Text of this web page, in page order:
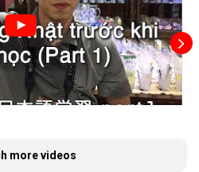
link" style="color:#525252; font-
id="local_1803"
link" style="color:#525252; font-
マイナビバイト [iconpress
title="external link"
font-size:22px;" ] ハロー
が運営するサイト） [iconpress
title="external link"
のサイト） [iconpress
在日外国人が限られた日本滞在期間
活用して充実した留学や生活を送れ
、さまざまなサポートを行っていま
が日本でより安定した生活を送る
ートをしたいと考え、日本語、中
トナム語、英語、タイ語、インドネ
国語の7言語で外国人向けの情報を
に役立つ記事もたくさんあります！
補者を奨学金支給団体に推薦しま
内選考なしで応募書類を集約し、奨
提出します。 ※①②のような
を仲介する奨学金については、各
ムページで紹介している場合も多
ンターネットで「●●●（学校
留学生奨学金」というキーワード
金と連携しているかわかります。 ま
省（MEXT）が提供している奨学金
の３つの特徴があります。これらの
の記事で紹介する７つのMEXT奨
に共通します。MEXT奨学金で留
を「国費留学」と言います。 ① 教
、入学金、受験料を全額免除 ② 渡
支給 ③ 生活費：日本での生
いように一定額を毎月支給 そし
学生向けに大別されます。 （１）
more videos